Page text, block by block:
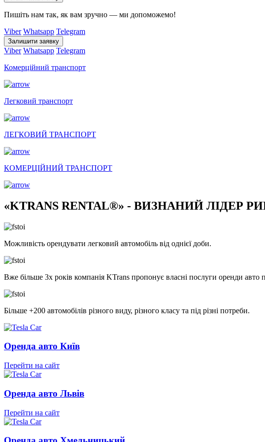
Пишіть нам так, як вам зручно — ми допоможемо!️
Viber Whatsapp Telegram
Залишити заявку
Viber Whatsapp Telegram
Комерційний транспорт
Легковий транспорт
ЛЕГКОВИЙ ТРАНСПОРТ
КОМЕРЦІЙНИЙ ТРАНСПОРТ
«KTRANS RENTAL®» - ВИЗНАНИЙ ЛІДЕР
Можливість орендувати легковий автомобіль від однієї доби.
Вже більше 3х років компанія KTrans пропонує власні послуги оренди
Більше +200 автомобілів різного виду, різного класу та під різні потреби.
Оренда авто Київ
Перейти на сайт
Оренда авто Львів
Перейти на сайт